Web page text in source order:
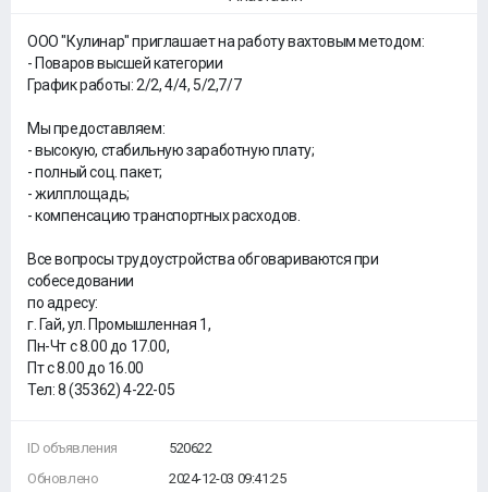
ООО "Кулинар" приглашает на работу вахтовым методом:
- Поваров высшей категории
График работы: 2/2, 4/4, 5/2,7/7
Мы предоставляем:
- высокую, стабильную заработную плату;
- полный соц. пакет;
- жилплощадь;
- компенсацию транспортных расходов.
Все вопросы трудоустройства обговариваются при
собеседовании
по адресу:
г. Гай, ул. Промышленная 1,
Пн-Чт с 8.00 до 17.00,
Пт с 8.00 до 16.00
Тел: 8 (35362) 4-22-05
ID объявления
Обновлено
520622
2024-12-03 09:41:25